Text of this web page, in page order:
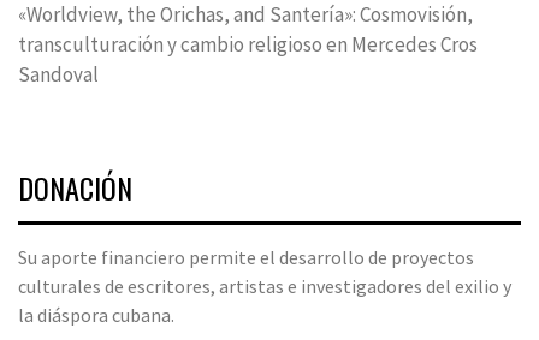
«Worldview, the Orichas, and Santería»: Cosmovisión,
transculturación y cambio religioso en Mercedes Cros
Sandoval
DONACIÓN
Su aporte financiero permite el desarrollo de proyectos
culturales de escritores, artistas e investigadores del exilio y
la diáspora cubana.